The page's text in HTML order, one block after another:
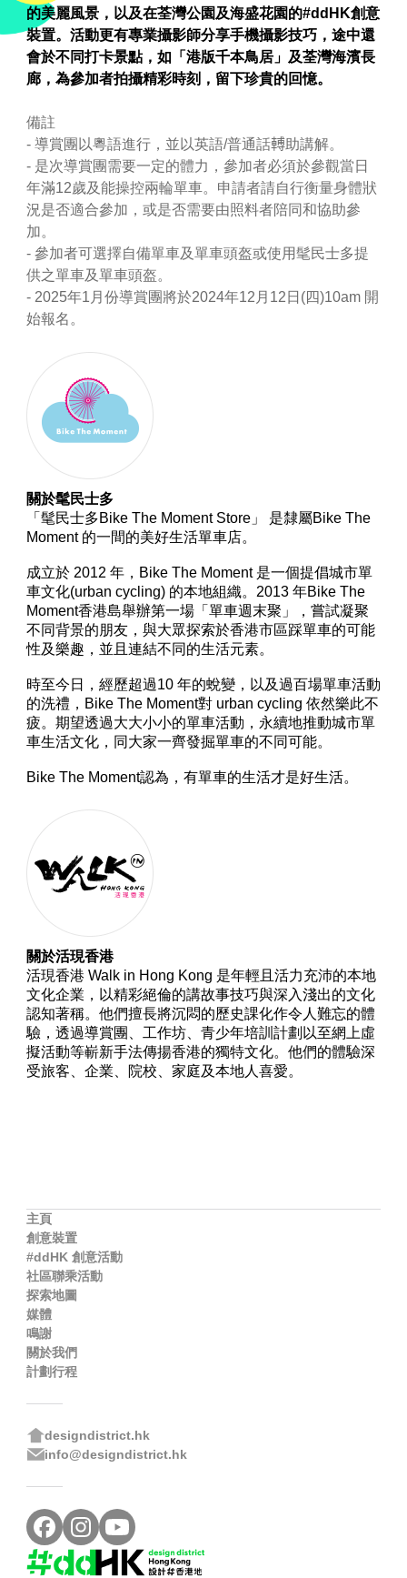
的美麗風景，以及在荃灣公園及海盛花園的#ddHK創意
裝置。活動更有專業攝影師分享手機攝影技巧，途中還
會於不同打卡景點，如「港版千本鳥居」及荃灣海濱長
廊，為參加者拍攝精彩時刻，留下珍貴的回憶。
備註
- 導賞團以粵語進行，並以英語/普通話𨍭助講解。
- 是次導賞團需要一定的體力，參加者必須於參觀當日
年滿12歲及能操控兩輪單車。申請者請自行衡量身體狀
況是否適合參加，或是否需要由照料者陪同和協助參
加。
- 參加者可選擇自備單車及單車頭盔或使用髦民士多提
供之單車及單車頭盔。
- 2025年1月份導賞團將於2024年12月12日(四)10am 開
始報名。
關於髦民士多
「髦民士多Bike The Moment Store」 是隸屬Bike The
Moment 的一間的美好生活單車店。
成立於 2012 年，Bike The Moment 是一個提倡城市單
車文化(urban cycling) 的本地組織。2013 年Bike The
Moment香港島舉辦第一場「單車週末聚」，嘗試凝聚
不同背景的朋友，與大眾探索於香港市區踩單車的可能
性及樂趣，並且連結不同的生活元素。
時至今日，經歷超過10 年的蛻變，以及過百場單車活動
的洗禮，Bike The Moment對 urban cycling 依然樂此不
疲。期望透過大大小小的單車活動，永續地推動城市單
車生活文化，同大家一齊發掘單車的不同可能。
Bike The Moment認為，有單車的生活才是好生活。
關於活現香港
活現香港 Walk in Hong Kong 是年輕且活力充沛的本地
文化企業，以精彩絕倫的講故事技巧與深入淺出的文化
認知著稱。他們擅長將沉悶的歷史課化作令人難忘的體
驗，透過導賞團、工作坊、青少年培訓計劃以至網上虛
擬活動等嶄新手法傳揚香港的獨特文化。他們的體驗深
受旅客、企業、院校、家庭及本地人喜愛。
主頁
創意裝置
#ddHK 創意活動
社區聯乘活動
探索地圖
媒體
鳴謝
關於我們
計劃行程
designdistrict.hk
info@designdistrict.hk